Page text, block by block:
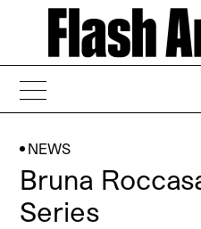
NEWS
Bruna
Series